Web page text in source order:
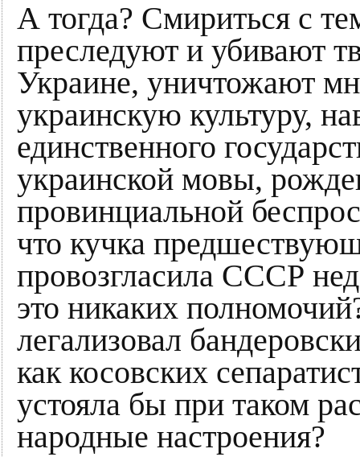
А тогда? Смириться с
преследуют и убивают
Украине, уничтожают
украинскую культуру,
единственного
украинской мовы,
провинциальной
что кучка
провозгласила СССР
это никаких
легализовал
как косовских
устояла бы при таком
народные настроения?